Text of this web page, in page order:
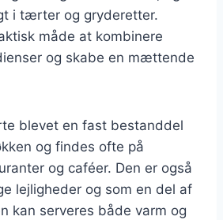
i tærter og gryderetter.
måde at kombinere
og skabe en mættende
blevet en fast bestanddel
og findes ofte på
og caféer. Den er også
lejligheder og som en del af
kan serveres både varm og